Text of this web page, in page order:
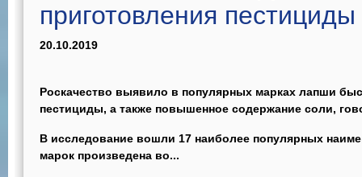
приготовления пестициды
20.10.2019
Роскачество выявило в популярных марках лапши
пестициды, а также повышенное содержание соли,
В исследование вошли 17 наиболее популярных
марок произведена во...